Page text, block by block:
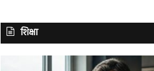
शिक्षा